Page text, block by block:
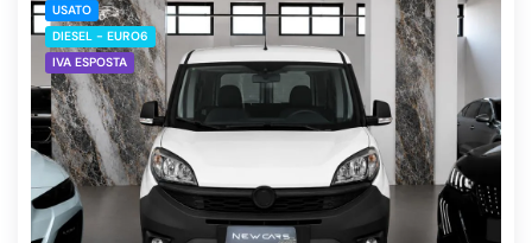
USATO
DIESEL - EURO6
IVA ESPOSTA